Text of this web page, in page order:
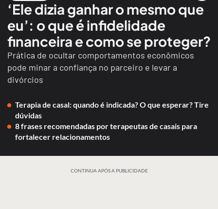
‘Ele dizia ganhar o mesmo que
eu’: o que é infidelidade
financeira e como se proteger?
Prática de ocultar comportamentos econômicos
pode minar a confiança no parceiro e levar a
divórcios
Terapia de casal: quando é indicada? O que esperar? Tire
dúvidas
8 frases recomendadas por terapeutas de casais para
fortalecer relacionamentos
CONTINUA APÓS A PUBLICIDADE